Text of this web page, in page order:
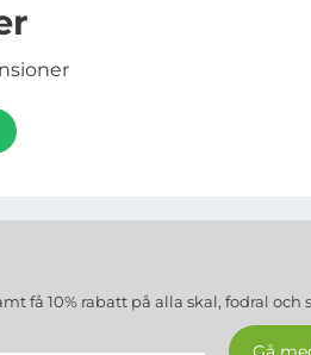
få 10% rabatt på alla skal, fodral och